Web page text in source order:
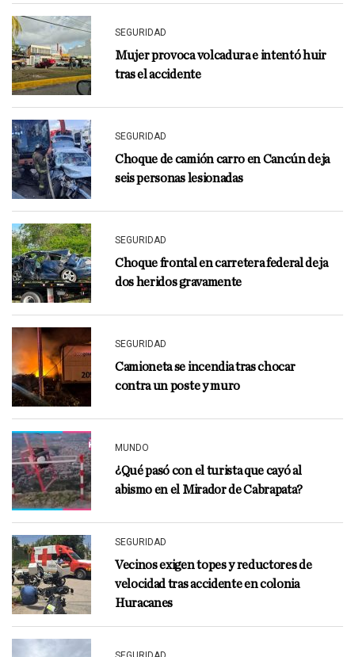
SEGURIDAD
Mujer provoca volcadura e intentó huir
tras el accidente
SEGURIDAD
Choque de camión carro en Cancún deja
seis personas lesionadas
SEGURIDAD
Choque frontal en carretera federal deja
dos heridos gravamente
SEGURIDAD
Camioneta se incendia tras chocar
contra un poste y muro
MUNDO
¿Qué pasó con el turista que cayó al
abismo en el Mirador de Cabrapata?
SEGURIDAD
Vecinos exigen topes y reductores de
velocidad tras accidente en colonia
Huracanes